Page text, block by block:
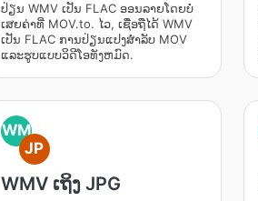
ປ່ຽນ WMV ເປັນ FLAC ອອນລາຍໂດຍບໍ່
ເສຍຄ່າທີ່ MOV.to. ໄວ, ເຊື່ອຖືໄດ້ WMV
ເປັນ FLAC ການປ່ຽນແປງສໍາລັບ MOV
ແລະຮູບແບບວິດີໂອທັງຫມົດ.
WM
JP
WMV ເຖິງ JPG